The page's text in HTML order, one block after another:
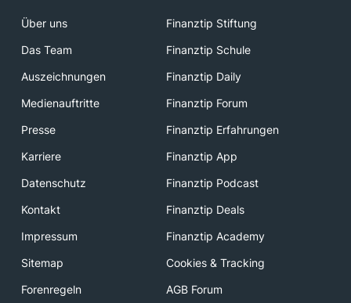
Über uns
Finanztip Stiftung
Das Team
Finanztip Schule
Auszeichnungen
Finanztip Daily
Medienauftritte
Finanztip Forum
Presse
Finanztip Erfahrungen
Karriere
Finanztip App
Datenschutz
Finanztip Podcast
Kontakt
Finanztip Deals
Impressum
Finanztip Academy
Sitemap
Cookies & Tracking
Forenregeln
AGB Forum